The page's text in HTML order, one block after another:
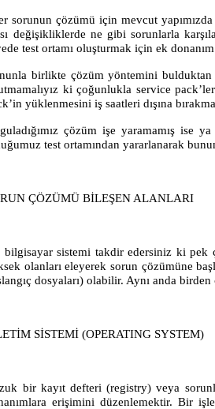
sorunun çözümü için mevcut
değişikliklerde ne gibi sorunlarla
test ortamı oluşturmak için ek
birlikte çözüm yöntemini bulduktan
ki çoğunlukla service
yüklenmesini iş saatleri dışına
çözüm işe yaramamış ise
test ortamından yararlanarak
ÇÖZÜMÜ BİLEŞEN ALANLARI
bilgisayar sistemi takdir edersiniz ki pek
olanları eleyerek sorun çözümüne
dosyaları) olabilir. Aynı anda
SİSTEMİ (OPERATING SYSTEM)
bir kayıt defteri (registry) veya
erişimini düzenlemektir. Bir